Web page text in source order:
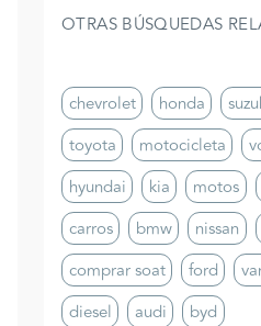
OTRAS BÚSQUEDAS
chevrolet honda
toyota
motocicleta
hyundai
kia motos
carros
bmw nissan
comprar soat
ford
diesel
audi byd